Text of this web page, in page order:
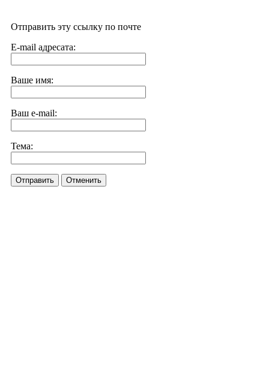
Отправить эту ссылку по почте
E-mail адресата:
Ваше имя:
Ваш e-mail:
Тема:
Отправить Отменить